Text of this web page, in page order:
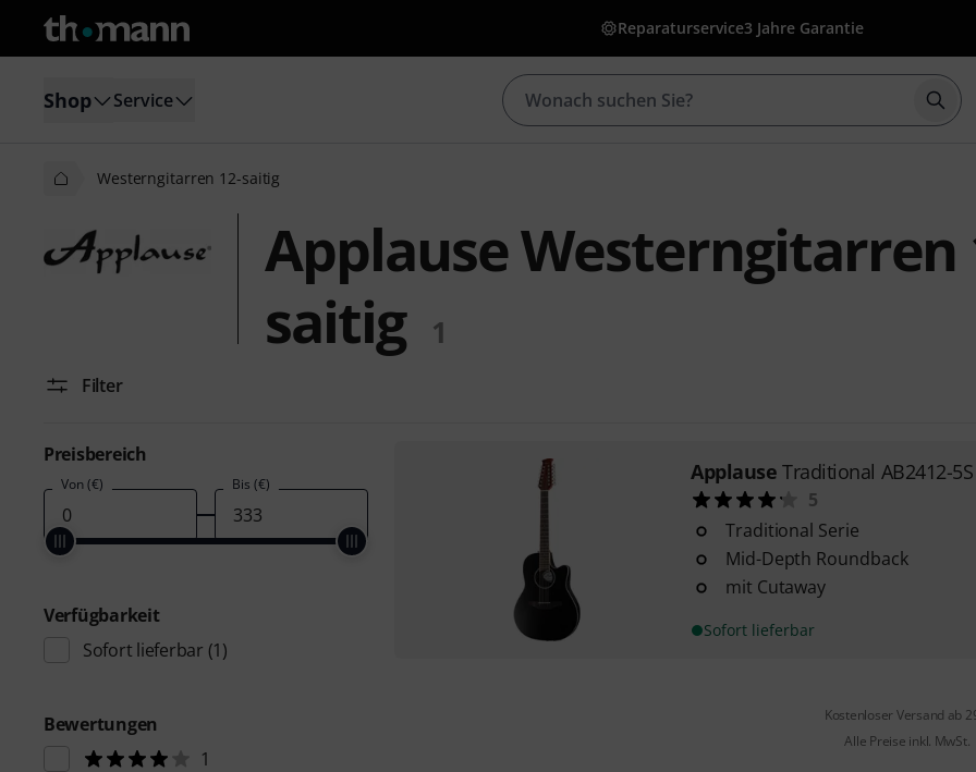
Reparaturservice3 Jahre Garantie
Shop Service
Westerngitarren 12-saitig
Applause Westerngitarren
saitig
1
Filter
Preisbereich
Von (€) Bis (€)
Verfügbarkeit
Sofort lieferbar (1)
Bewertungen
1
Applause Traditional AB2412-5S
5
Traditional Serie
Mid-Depth Roundback
mit Cutaway
Sofort lieferbar
Kostenloser Versand ab
Alle Preise inkl. MwSt.